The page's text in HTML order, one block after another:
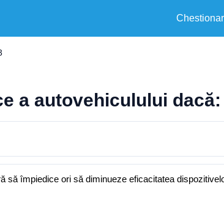
a autovehiculului dacă:
împiedice ori să diminueze eficacitatea